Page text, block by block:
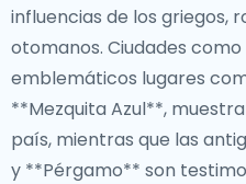
influencias de los griegos,
otomanos. Ciudades
emblemáticos lugares
**Mezquita Azul**,
país, mientras que las
y **Pérgamo** son